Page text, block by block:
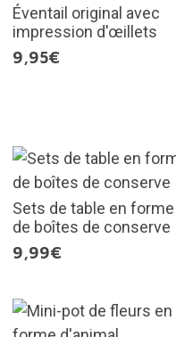
Éventail original avec
impression d'œillets
9,95€
Sets de table en forme
de boîtes de conserve
9,99€